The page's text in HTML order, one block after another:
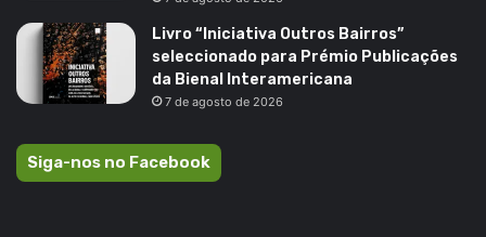
Livro “Iniciativa Outros Bairros”
seleccionado para Prémio Publicações
da Bienal Interamericana
7 de agosto de 2026
Siga-nos no Facebook